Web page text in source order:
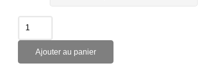
Ajouter au panier